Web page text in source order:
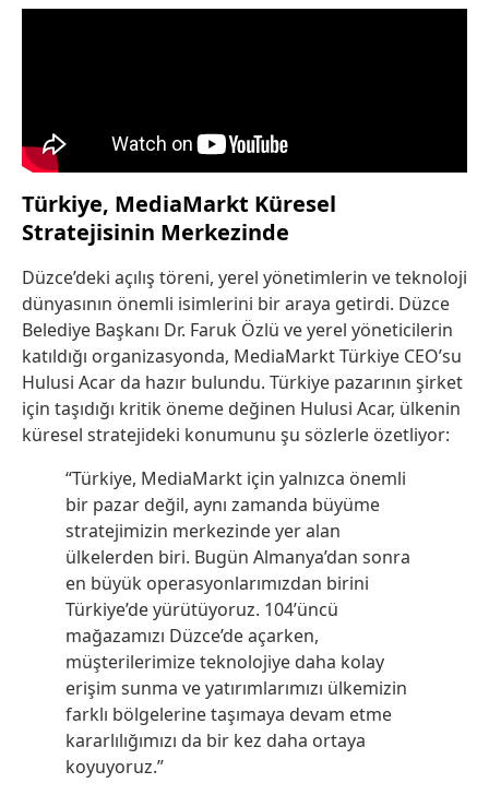
Türkiye, MediaMarkt Küresel
Stratejisinin Merkezinde
Düzce’deki açılış töreni, yerel yönetimlerin ve teknoloji
dünyasının önemli isimlerini bir araya getirdi. Düzce
Belediye Başkanı Dr. Faruk Özlü ve yerel yöneticilerin
katıldığı organizasyonda, MediaMarkt Türkiye CEO’su
Hulusi Acar da hazır bulundu. Türkiye pazarının şirket
için taşıdığı kritik öneme değinen Hulusi Acar, ülkenin
küresel stratejideki konumunu şu sözlerle özetliyor:
“Türkiye, MediaMarkt için yalnızca önemli
bir pazar değil, aynı zamanda büyüme
stratejimizin merkezinde yer alan
ülkelerden biri. Bugün Almanya’dan sonra
en büyük operasyonlarımızdan birini
Türkiye’de yürütüyoruz. 104’üncü
mağazamızı Düzce’de açarken,
müşterilerimize teknolojiye daha kolay
erişim sunma ve yatırımlarımızı ülkemizin
farklı bölgelerine taşımaya devam etme
kararlılığımızı da bir kez daha ortaya
koyuyoruz.”